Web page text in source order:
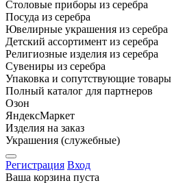
Столовые приборы из серебра
Посуда из серебра
Ювелирные украшения из серебра
Детский ассортимент из серебра
Религиозные изделия из серебра
Сувениры из серебра
Упаковка и сопутствующие товары
Полный каталог для партнеров
Озон
ЯндексМаркет
Изделия на заказ
Украшения (служебные)
Регистрация Вход
Ваша корзина пуста